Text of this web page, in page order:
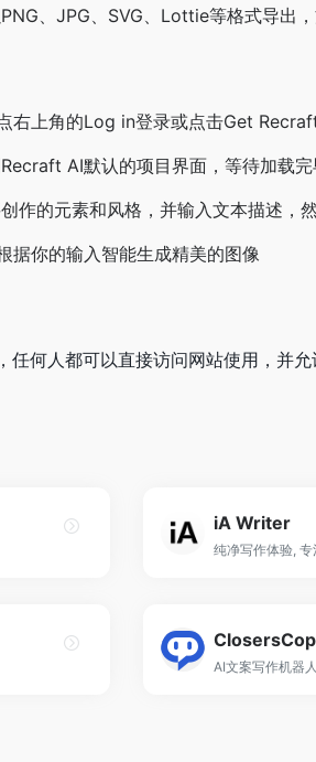
、JPG、SVG、Lottie等格式导出
右上角的Log in登录或点击Get
AI默认的项目界面，等待加载
作的元素和风格，并输入文本描述，
据你的输入智能生成精美的图像
何人都可以直接访问网站使用，并允
iA Writer
纯净写作体验, 专
AI文案写作机器人